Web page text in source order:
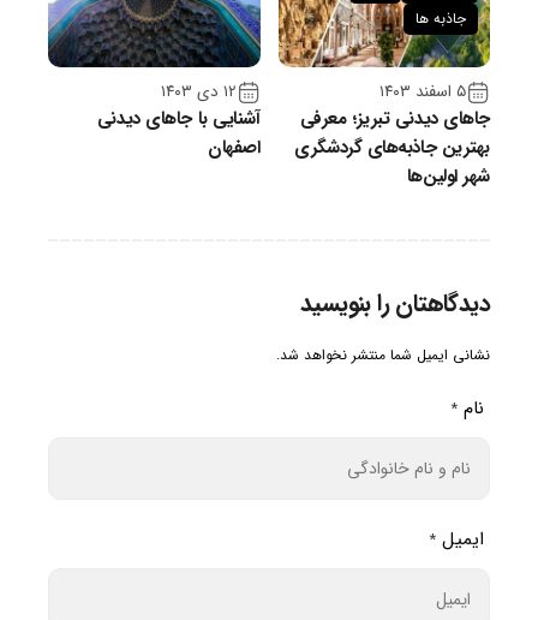
۵ اسفند ۱۴۰۳
جاهای دیدنی تبریز؛ معرفی
بهترین جاذبه‌های گردشگری
شهر اولین‌ها
جاذبه ها
۱۲ دی ۱۴۰۳
آشنایی با جاهای دیدنی
اصفهان
دیدگاهتان را بنویسید
نشانی ایمیل شما منتشر نخواهد شد.
نام *
ایمیل *